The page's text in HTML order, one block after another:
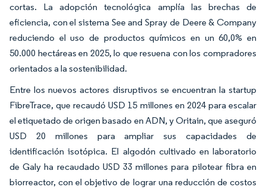
cortas. La adopción tecnológica amplía las brechas de
eficiencia, con el sistema See and Spray de Deere & Company
reduciendo el uso de productos químicos en un 60,0% en
50.000 hectáreas en 2025, lo que resuena con los compradores
orientados a la sostenibilidad.
Entre los nuevos actores disruptivos se encuentran la startup
FibreTrace, que recaudó USD 15 millones en 2024 para escalar
el etiquetado de origen basado en ADN, y Oritain, que aseguró
USD 20 millones para ampliar sus capacidades de
identificación isotópica. El algodón cultivado en laboratorio
de Galy ha recaudado USD 33 millones para pilotear fibra en
biorreactor, con el objetivo de lograr una reducción de costos